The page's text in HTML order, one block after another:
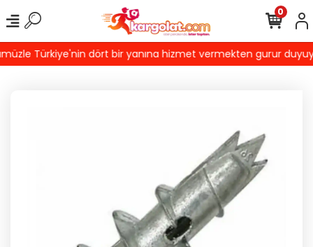
Türkiye'nin dört bir yanına hizmet vermekten gurur
0